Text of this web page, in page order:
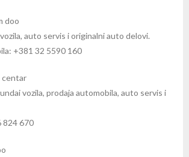
doo
auto servis i originalni auto delovi.
+381 32 5590 160
centar
vozila, prodaja automobila, auto servis i
824 670